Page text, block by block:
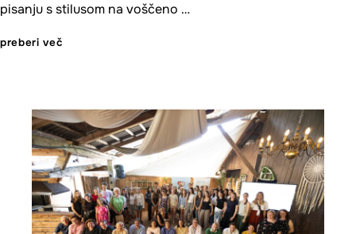
pisanju s stilusom na voščeno …
preberi več